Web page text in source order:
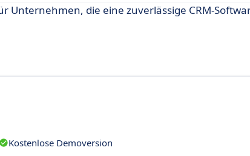
Unternehmen, die eine zuverlässige CRM-
Kostenlose Demoversion